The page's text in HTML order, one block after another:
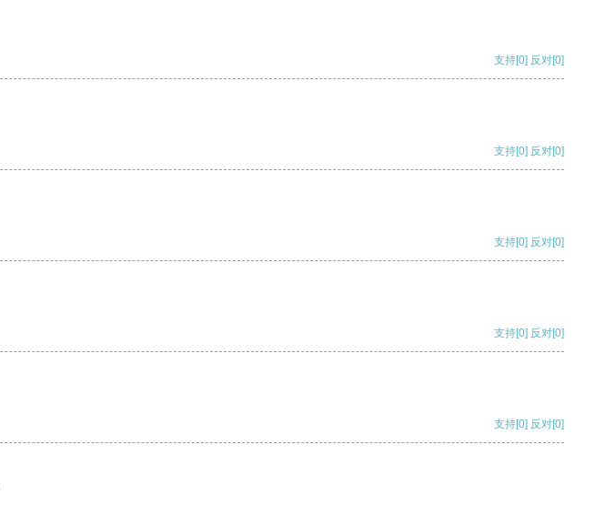
支持[0] 反对[0]
支持[0] 反对[0]
支持[0] 反对[0]
支持[0] 反对[0]
支持[0] 反对[0]